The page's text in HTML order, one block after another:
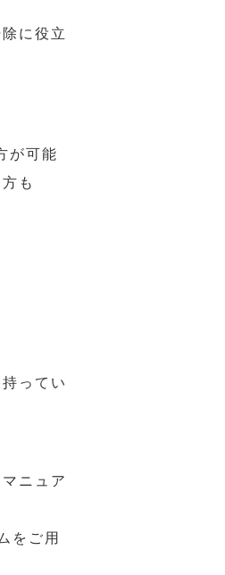
に役立
が可能
も
ってい
ニュア
をご用